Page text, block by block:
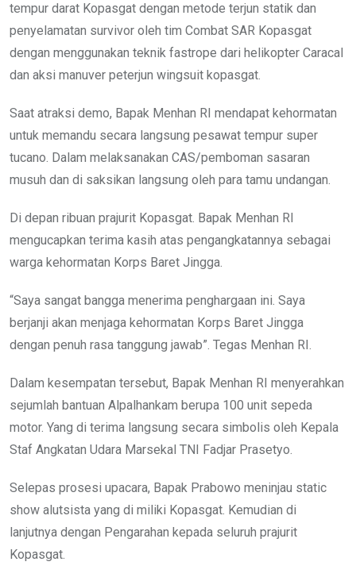
tempur darat Kopasgat dengan metode terjun statik dan
penyelamatan survivor oleh tim Combat SAR Kopasgat
dengan menggunakan teknik fastrope dari helikopter Caracal
dan aksi manuver peterjun wingsuit kopasgat.
Saat atraksi demo, Bapak Menhan RI mendapat kehormatan
untuk memandu secara langsung pesawat tempur super
tucano. Dalam melaksanakan CAS/pemboman sasaran
musuh dan di saksikan langsung oleh para tamu undangan.
Di depan ribuan prajurit Kopasgat. Bapak Menhan RI
mengucapkan terima kasih atas pengangkatannya sebagai
warga kehormatan Korps Baret Jingga.
“Saya sangat bangga menerima penghargaan ini. Saya
berjanji akan menjaga kehormatan Korps Baret Jingga
dengan penuh rasa tanggung jawab”. Tegas Menhan RI.
Dalam kesempatan tersebut, Bapak Menhan RI menyerahkan
sejumlah bantuan Alpalhankam berupa 100 unit sepeda
motor. Yang di terima langsung secara simbolis oleh Kepala
Staf Angkatan Udara Marsekal TNI Fadjar Prasetyo.
Selepas prosesi upacara, Bapak Prabowo meninjau static
show alutsista yang di miliki Kopasgat. Kemudian di
lanjutnya dengan Pengarahan kepada seluruh prajurit
Kopasgat.